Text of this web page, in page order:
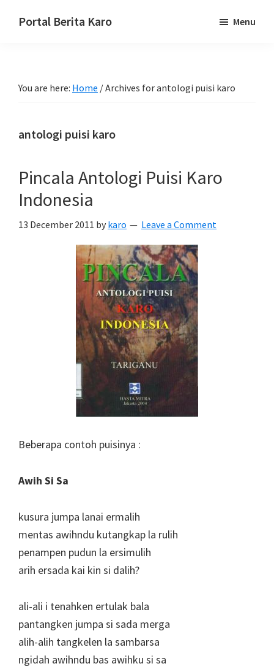
Portal Berita Karo
Karo,
Karo.
Menu
You are here: Home /Archives for antologi puisi karo
antologi puisi karo
Pincala Antologi Puisi Karo
Indonesia
13 December 2011 by karo Leave a Comment
Beberapa contoh puisinya :
Awih Si Sa
kusura jumpa lanai ermalih
mentas awihndu kutangkap la rulih
penampen pudun la ersimulih
arih ersada kai kin si dalih?
ali-ali i tenahken ertulak bala
pantangken jumpa si sada merga
alih-alih tangkelen la sambarsa
ngidah awihndu bas awihku si sa